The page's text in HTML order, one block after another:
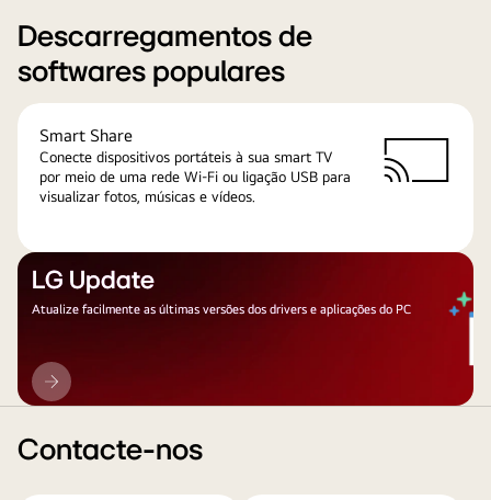
Descarregamentos de
softwares populares
Smart Share
Conecte dispositivos portáteis à sua smart TV
por meio de uma rede Wi-Fi ou ligação USB para
visualizar fotos, músicas e vídeos.
LG Update
Atualize facilmente as últimas versões dos drivers e aplicações do PC
LG
Update
Contacte-nos